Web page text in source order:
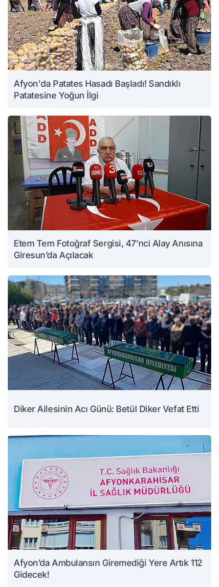
Afyon'da Patates Hasadı Başladı! Sandıklı
Patatesine Yoğun İlgi
Etem Tem Fotoğraf Sergisi, 47’nci Alay Anısına
Giresun’da Açılacak
Diker Ailesinin Acı Günü: Betül Diker Vefat Etti
Afyon’da Ambulansın Giremediği Yere Artık 112
Gidecek!